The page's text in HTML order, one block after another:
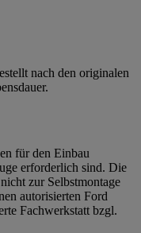
nach den originalen
für den Einbau
erforderlich sind. Die
zur Selbstmontage
autorisierten Ford
Fachwerkstatt bzgl.